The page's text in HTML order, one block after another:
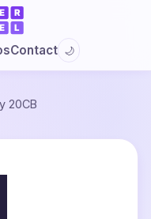
Contact 🌙
20CB